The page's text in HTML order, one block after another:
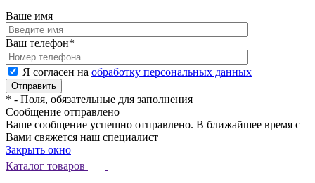
Ваше имя
Ваш телефон*
Я согласен на обработку персональных данных
* - Поля, обязательные для заполнения
Сообщение отправлено
Ваше сообщение успешно отправлено. В ближайшее время с
Вами свяжется наш специалист
Закрыть окно
Каталог товаров